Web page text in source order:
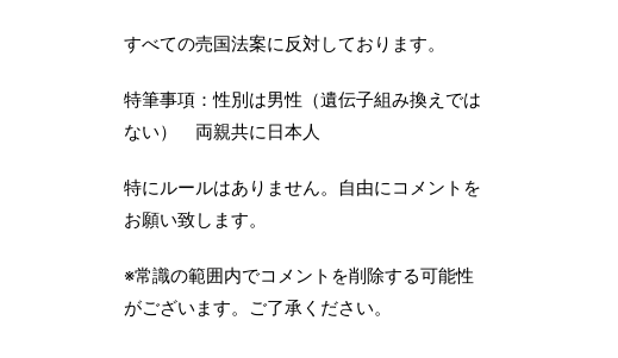
すべての売国法案に反対しております。
特筆事項：性別は男性（遺伝子組み換えでは
ない） 両親共に日本人
特にルールはありません。自由にコメントを
お願い致します。
※常識の範囲内でコメントを削除する可能性
がございます。ご了承ください。